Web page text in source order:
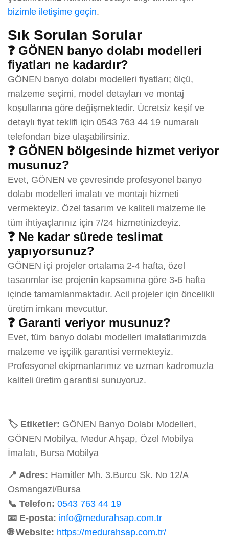
bizimle iletişime geçin.
Sık Sorulan Sorular
❓ GÖNEN banyo dolabı modelleri
fiyatları ne kadardır?
GÖNEN banyo dolabı modelleri fiyatları; ölçü,
malzeme seçimi, model detayları ve montaj
koşullarına göre değişmektedir. Ücretsiz keşif ve
detaylı fiyat teklifi için 0543 763 44 19 numaralı
telefondan bize ulaşabilirsiniz.
❓ GÖNEN bölgesinde hizmet veriyor
musunuz?
Evet, GÖNEN ve çevresinde profesyonel banyo
dolabı modelleri imalatı ve montajı hizmeti
vermekteyiz. Özel tasarım ve kaliteli malzeme ile
tüm ihtiyaçlarınız için 7/24 hizmetinizdeyiz.
❓ Ne kadar sürede teslimat
yapıyorsunuz?
GÖNEN içi projeler ortalama 2-4 hafta, özel
tasarımlar ise projenin kapsamına göre 3-6 hafta
içinde tamamlanmaktadır. Acil projeler için öncelikli
üretim imkanı mevcuttur.
❓ Garanti veriyor musunuz?
Evet, tüm banyo dolabı modelleri imalatlarımızda
malzeme ve işçilik garantisi vermekteyiz.
Profesyonel ekipmanlarımız ve uzman kadromuzla
kaliteli üretim garantisi sunuyoruz.
🏷️ Etiketler: GÖNEN Banyo Dolabı Modelleri,
GÖNEN Mobilya, Medur Ahşap, Özel Mobilya
İmalatı, Bursa Mobilya
📍 Adres: Hamitler Mh. 3.Burcu Sk. No 12/A
Osmangazi/Bursa
📞 Telefon: 0543 763 44 19
📧 E-posta: info@medurahsap.com.tr
🌐 Website: https://medurahsap.com.tr/